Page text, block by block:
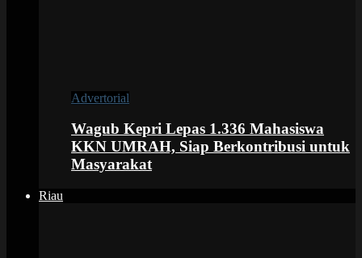
Advertorial
Wagub Kepri Lepas 1.336 Mahasiswa
KKN UMRAH, Siap Berkontribusi untuk
Masyarakat
Riau